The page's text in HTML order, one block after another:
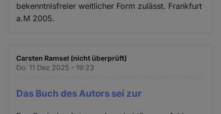
bekenntnisfreier weltlicher Form zulässt. Frankfurt
a.M 2005.
Carsten Ramsel (nicht überprüft)
Do. 11 Dez 2025 - 19:23
Das Buch des Autors sei zur